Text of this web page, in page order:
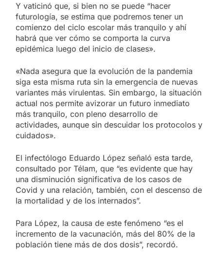
Y vaticinó que, si bien no se puede “hacer
futurología, se estima que podremos tener un
comienzo del ciclo escolar más tranquilo y ahí
habrá que ver cómo se comporta la curva
epidémica luego del inicio de clases».
«Nada asegura que la evolución de la pandemia
siga esta misma ruta sin la emergencia de nuevas
variantes más virulentas. Sin embargo, la situación
actual nos permite avizorar un futuro inmediato
más tranquilo, con pleno desarrollo de
actividades, aunque sin descuidar los protocolos y
cuidados».
El infectólogo Eduardo López señaló esta tarde,
consultado por Télam, que “es evidente que hay
una disminución significativa de los casos de
Covid y una relación, también, con el descenso de
la mortalidad y de los internados”.
Para López, la causa de este fenómeno “es el
incremento de la vacunación, más del 80% de la
población tiene más de dos dosis”, recordó.